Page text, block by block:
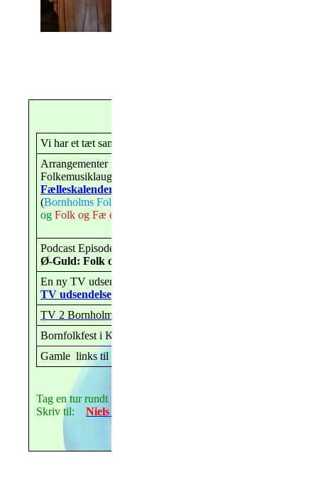
Vi har et tæt samarbejde med
Arrangementer i Bornholms Folkedansere, Bornholms
Folkemusiklaug og spillemandsgruppen Folk og Fæ. Se
Fælleskalender.
(Bornholms Folkedansere er blå,
og Folk og Fæ er rød
Podcast Episode:
Ø-Guld: Folk og Musik på Bornholm.
En ny TV udsendelse (Dec, 2025) om folkedans
TV udsendelse om Bornholms Folkedansere
TV 2 Bornholm - indslag om folkedans på Hodda
Bornfolkfest i Kyllingemoderen 6. september 2026
Gamle links til TV2 videoer findes
Tag en tur rundt på hjemmesiderne, og se mere om hvad der
Skriv til:
Niels Anker Sonne